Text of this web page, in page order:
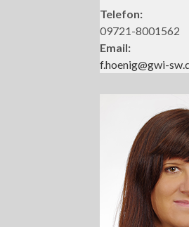
Telefon:
09721-8001562
Email:
f.hoenig@gwi-